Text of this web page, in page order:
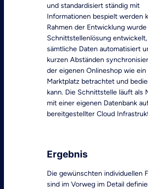
und standardisiert ständig mit
Informationen bespielt werden
Rahmen der Entwicklung
Schnittstellenlösung
sämtliche Daten automatisiert
kurzen Abständen
der eigenen Onlineshop wie
Marktplatz betrachtet und
kann. Die Schnittstelle läuft als
mit einer eigenen Datenbank
bereitgestellter Cloud
Ergebnis
Die gewünschten individuellen
sind im Vorweg im Detail